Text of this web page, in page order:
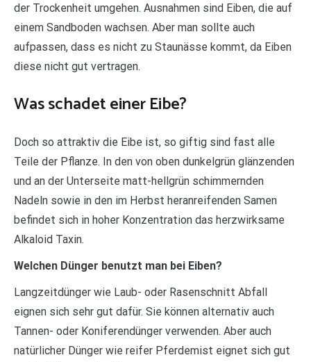
der Trockenheit umgehen. Ausnahmen sind Eiben, die auf
einem Sandboden wachsen. Aber man sollte auch
aufpassen, dass es nicht zu Staunässe kommt, da Eiben
diese nicht gut vertragen.
Was schadet einer Eibe?
Doch so attraktiv die Eibe ist, so giftig sind fast alle
Teile der Pflanze. In den von oben dunkelgrün glänzenden
und an der Unterseite matt-hellgrün schimmernden
Nadeln sowie in den im Herbst heranreifenden Samen
befindet sich in hoher Konzentration das herzwirksame
Alkaloid Taxin.
Welchen Dünger benutzt man bei Eiben?
Langzeitdünger wie Laub- oder Rasenschnitt Abfall
eignen sich sehr gut dafür. Sie können alternativ auch
Tannen- oder Koniferendünger verwenden. Aber auch
natürlicher Dünger wie reifer Pferdemist eignet sich gut